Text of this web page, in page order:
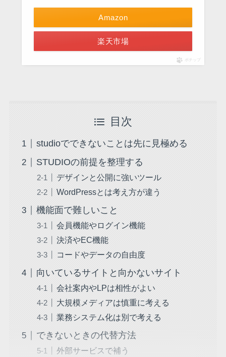
Amazon
楽天市場
ポチップ
目次
studioでできないことは先に見極める
STUDIOの前提を整理する
デザインと公開に強いツール
WordPressとは考え方が違う
機能面で難しいこと
会員機能やログイン機能
決済やEC機能
コードやデータの自由度
向いているサイトと向かないサイト
会社案内やLPは相性がよい
大規模メディアは慎重に考える
業務システム化は別で考える
できないときの代替方法
外部サービスで補う